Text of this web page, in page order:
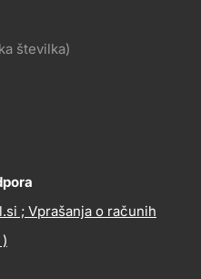
številka)
; Vprašanja o računih